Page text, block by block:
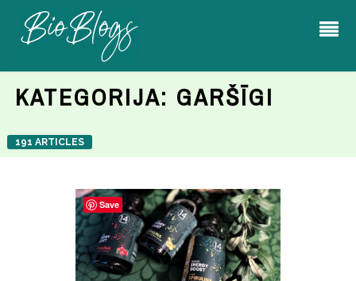
KATEGORIJA: GARŠĪGI
191 ARTICLES
Save